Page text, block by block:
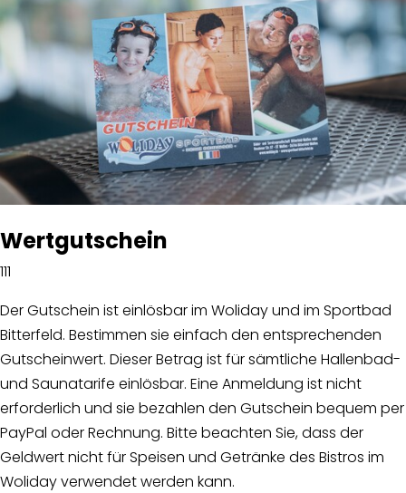
Wertgutschein
111
Der Gutschein ist einlösbar im Woliday und im Sportbad
Bitterfeld. Bestimmen sie einfach den entsprechenden
Gutscheinwert. Dieser Betrag ist für sämtliche Hallenbad-
und Saunatarife einlösbar. Eine Anmeldung ist nicht
erforderlich und sie bezahlen den Gutschein bequem per
PayPal oder Rechnung. Bitte beachten Sie, dass der
Geldwert nicht für Speisen und Getränke des Bistros im
Woliday verwendet werden kann.